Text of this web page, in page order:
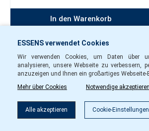
Filter
In den Warenkorb
Damen Parfüm w193
ESSENS verwendet Cookies
Wir verwenden Cookies, um Daten über
analysieren, unsere Webseite zu verbessern,
anzuzeigen und Ihnen ein großartiges Webseite-
Mehr über Cookies
Notwendige akzeptieren
Alle akzeptieren Cookie-Einstellungen